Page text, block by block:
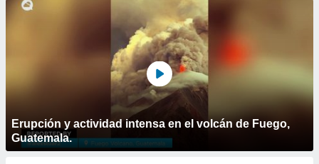
Erupción y actividad intensa en el volcán de Fuego,
Guatemala.